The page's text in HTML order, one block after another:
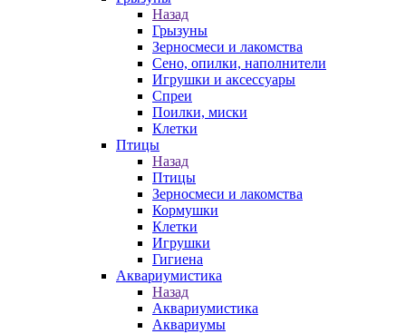
Назад
Грызуны
Зерносмеси и лакомства
Сено, опилки, наполнители
Игрушки и аксессуары
Спреи
Поилки, миски
Клетки
Птицы
Назад
Птицы
Зерносмеси и лакомства
Кормушки
Клетки
Игрушки
Гигиена
Аквариумистика
Назад
Аквариумистика
Аквариумы